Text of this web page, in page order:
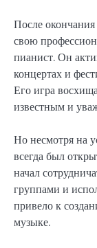
После
свою
пианист. Он
концертах и
Его игра
известным и
Но несмотря на
всегда был
начал
группами и
привело к
музыке.